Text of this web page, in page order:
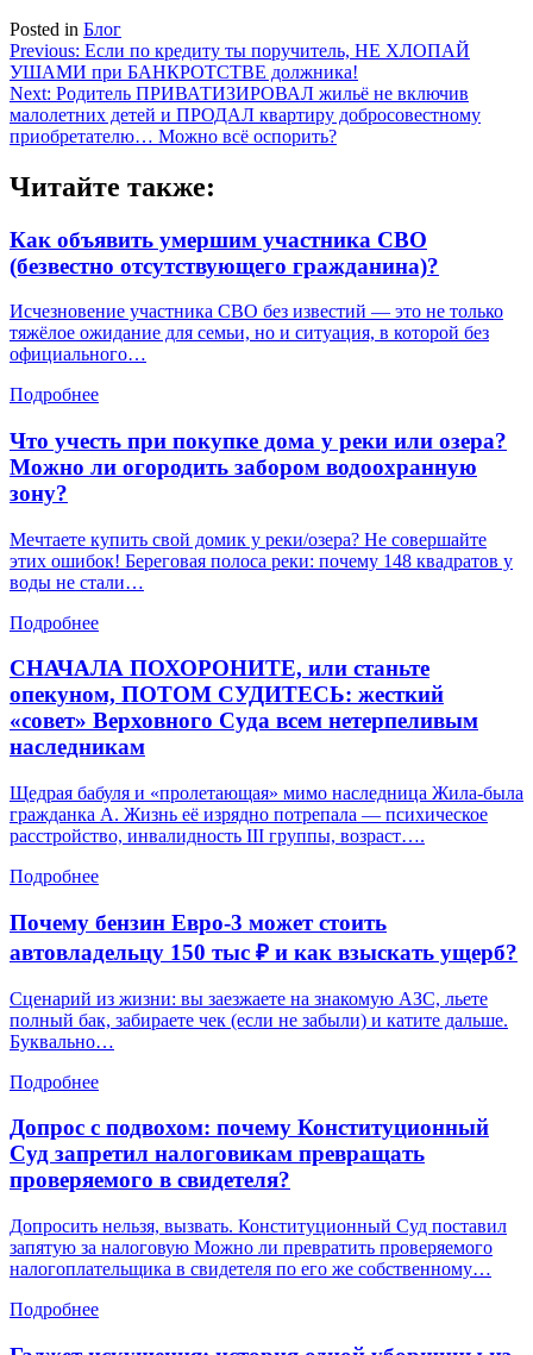
Posted in Блог
Навигация
по
записям
Previous: Если по кредиту ты поручитель, НЕ ХЛОПАЙ
УШАМИ при БАНКРОТСТВЕ должника!
Next: Родитель ПРИВАТИЗИРОВАЛ жильё не включив
малолетних детей и ПРОДАЛ квартиру добросовестному
приобретателю… Можно всё оспорить?
Читайте также:
Как объявить умершим участника СВО
(безвестно отсутствующего гражданина)?
Исчезновение участника СВО без известий — это не только
тяжёлое ожидание для семьи, но и ситуация, в которой без
официального…
Подробнее
Что учесть при покупке дома у реки или озера?
Можно ли огородить забором водоохранную
зону?
Мечтаете купить свой домик у реки/озера? Не совершайте
этих ошибок! Береговая полоса реки: почему 148 квадратов у
воды не стали…
Подробнее
СНАЧАЛА ПОХОРОНИТЕ, или станьте
опекуном, ПОТОМ СУДИТЕСЬ: жесткий
«совет» Верховного Суда всем нетерпеливым
наследникам
Щедрая бабуля и «пролетающая» мимо наследница Жила-была
гражданка А. Жизнь её изрядно потрепала — психическое
расстройство, инвалидность III группы, возраст….
Подробнее
Почему бензин Евро-3 может стоить
автовладельцу 150 тыс ₽ и как взыскать ущерб?
Сценарий из жизни: вы заезжаете на знакомую АЗС, льете
полный бак, забираете чек (если не забыли) и катите дальше.
Буквально…
Подробнее
Допрос с подвохом: почему Конституционный
Суд запретил налоговикам превращать
проверяемого в свидетеля?
Допросить нельзя, вызвать. Конституционный Суд поставил
запятую за налоговую Можно ли превратить проверяемого
налогоплательщика в свидетеля по его же собственному…
Подробнее